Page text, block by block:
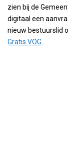
zien bij de
digitaal een
nieuw bestuurslid
Gratis VOG